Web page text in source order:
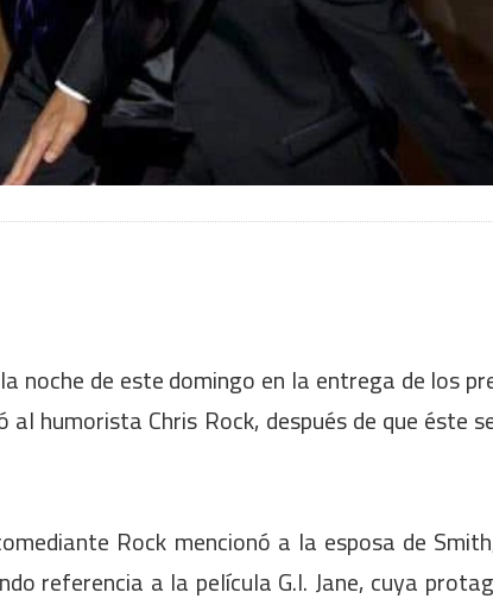
noche de este domingo en la entrega de los
humorista Chris Rock, después de que éste
Rock mencionó a la esposa de
referencia a la película G.I. Jane, cuya